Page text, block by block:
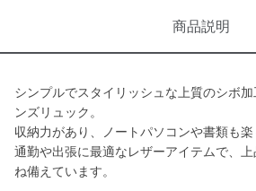
商品説明
シンプルでスタイリッシュな上質のシボ
ンズリュック。
収納力があり、ノートパソコンや書類も楽
通勤や出張に最適なレザーアイテムで、
ね備えています。